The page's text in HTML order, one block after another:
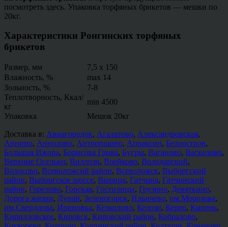
посмотреть здесь. Упаковка торфяных брикетов — мешки по
20кг.
Характеристики Ронгинских торфяных
брикетов
Размер, мм
7,5 x 150
Влажность, %
max 14
Зольность, %
7-8
Теплотворность, Ккал/
кг
min 4500
Упаковка
Мешок 20кг
Доставка в: Авиагородок, Агалатово, Александровская,
Аннино, Аннолово, Антропшино, Апраксин, Белоостров,
Большая Ижора, Борисова Грива, Бугры, Ваганово, Васкелово,
Верхние Осельки, Виллози, Воейково, Володарский,
Волосово, Всеволожсий район, Всеволожск, Выборгский
район, Выборгское шоссе, Вырица, Гатчина, Гатчинский
район, Горелово, Горская, Гостилицы, Грузино, Девяткино,
Дорога жизни, Дунай, Зеленогорск, Ильичево, им.Морозова,
им.Свердлова, Ириновка, Келколово, Келози, Керро, Кипень,
Кирилловское, Кировск, Кировский район, Кобралово,